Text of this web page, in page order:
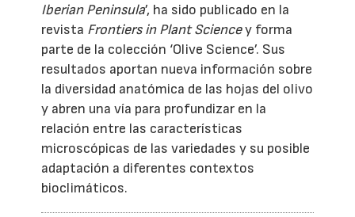
Iberian Peninsula’, ha sido publicado en la
revista Frontiers in Plant Sciencey forma
parte de la colección ‘Olive Science’. Sus
resultados aportan nueva información sobre
la diversidad anatómica de las hojas del olivo
y abren una vía para profundizar en la
relación entre las características
microscópicas de las variedades y su posible
adaptación a diferentes contextos
bioclimáticos.